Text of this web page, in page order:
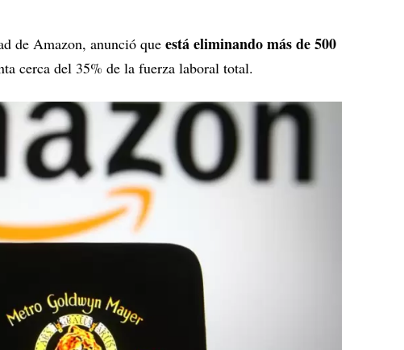
de Amazon, anunció que está eliminando más de 500
cerca del 35% de la fuerza laboral total.